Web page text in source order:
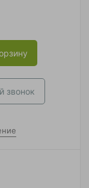
звонок